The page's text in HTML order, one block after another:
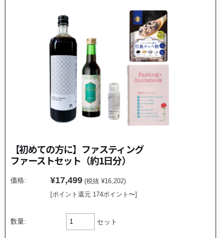
【初めての方に】ファスティング
ファーストセット （約1日分）
価格: ¥17,499 (税抜 ¥16,202)
[ポイント還元 174ポイント〜]
数量: セット